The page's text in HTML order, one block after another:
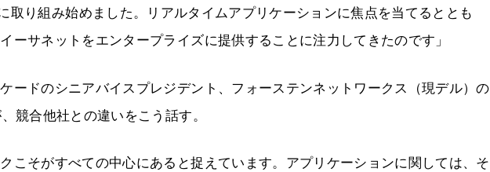
取り組み始めました。リアルタイムアプリケーションに焦点を当てるととも
ーサネットをエンタープライズに提供することに注力してきたのです」
ードのシニアバイスプレジデント、フォーステンネットワークス（現デル）の
競合他社との違いをこう話す。
こそがすべての中心にあると捉えています。アプリケーションに関しては、そ